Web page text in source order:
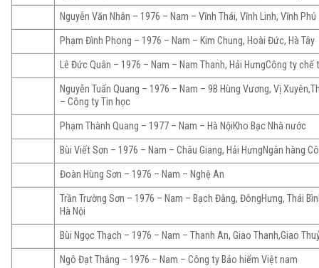
Nguyễn Văn Nhân – 1976 – Nam – Vĩnh Thái, Vĩnh Linh, Vĩnh Phú
Phạm Đình Phong – 1976 – Nam – Kim Chung, Hoài Đức, Hà Tây
Lê Đức Quân – 1976 – Nam – Nam Thanh, Hải HưngCông ty chế
Nguyễn Tuấn Quang – 1976 – Nam – 9B Hùng Vương, Vị
– Công ty Tin học
Phạm Thành Quang – 1977 – Nam – Hà NộiKho Bạc Nhà nước
Bùi Viết Sơn – 1976 – Nam – Châu Giang, Hải HưngNgân hàng
Đoàn Hùng Sơn – 1976 – Nam – Nghệ An
Trần Trường Sơn – 1976 – Nam – Bạch Đằng, ĐôngHưng, Thái
Hà Nội
Bùi Ngọc Thạch – 1976 – Nam – Thanh An, Giao Thanh,Giao
Ngô Đạt Thắng – 1976 – Nam – Công ty Bảo hiểm Việt nam